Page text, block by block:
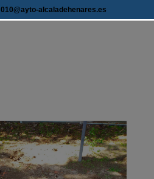
010@ayto-alcaladehenares.es